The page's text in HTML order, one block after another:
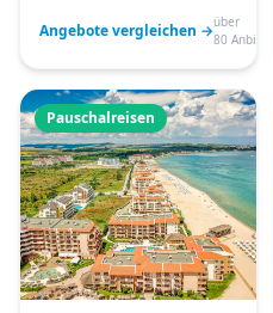
Angebote vergleichen →über
80 Anbieter
Pauschalreisen